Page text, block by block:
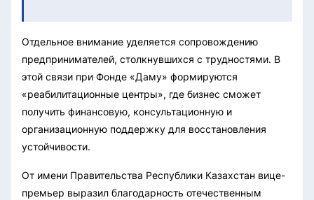
Отдельное внимание уделяется сопровождению
предпринимателей, столкнувшихся с трудностями. В
этой связи при Фонде «Даму» формируются
«реабилитационные центры», где бизнес сможет
получить финансовую, консультационную и
организационную поддержку для восстановления
устойчивости.
От имени Правительства Республики Казахстан вице-
премьер выразил благодарность отечественным